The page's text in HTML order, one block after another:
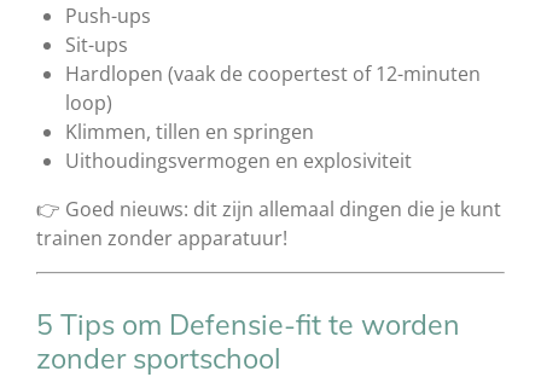
Push-ups
Sit-ups
Hardlopen (vaak de coopertest of 12-minuten
loop)
Klimmen, tillen en springen
Uithoudingsvermogen en explosiviteit
👉 Goed nieuws: dit zijn allemaal dingen die je kunt
trainen zonder apparatuur!
5 Tips om Defensie-fit te worden
zonder sportschool